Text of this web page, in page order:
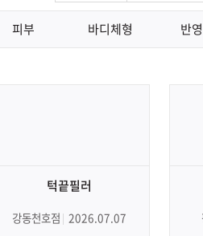
피부 바디체형 반
턱끝필러
강동천호점 2026.07.07